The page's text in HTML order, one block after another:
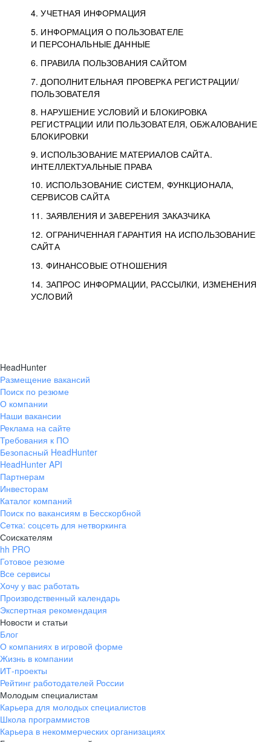
4. УЧЕТНАЯ ИНФОРМАЦИЯ
5. ИНФОРМАЦИЯ О ПОЛЬЗОВАТЕЛЕ
И ПЕРСОНАЛЬНЫЕ ДАННЫЕ
6. ПРАВИЛА ПОЛЬЗОВАНИЯ САЙТОМ
7. ДОПОЛНИТЕЛЬНАЯ ПРОВЕРКА РЕГИСТРАЦИИ/
ПОЛЬЗОВАТЕЛЯ
8. НАРУШЕНИЕ УСЛОВИЙ И БЛОКИРОВКА
РЕГИСТРАЦИИ ИЛИ ПОЛЬЗОВАТЕЛЯ, ОБЖАЛОВАНИЕ
БЛОКИРОВКИ
9. ИСПОЛЬЗОВАНИЕ МАТЕРИАЛОВ САЙТА.
ИНТЕЛЛЕКТУАЛЬНЫЕ ПРАВА
10. ИСПОЛЬЗОВАНИЕ СИСТЕМ, ФУНКЦИОНАЛА,
СЕРВИСОВ САЙТА
11. ЗАЯВЛЕНИЯ И ЗАВЕРЕНИЯ ЗАКАЗЧИКА
12. ОГРАНИЧЕННАЯ ГАРАНТИЯ НА ИСПОЛЬЗОВАНИЕ
САЙТА
13. ФИНАНСОВЫЕ ОТНОШЕНИЯ
14. ЗАПРОС ИНФОРМАЦИИ, РАССЫЛКИ, ИЗМЕНЕНИЯ
УСЛОВИЙ
HeadHunter
Размещение вакансий
Поиск по резюме
О компании
Наши вакансии
Реклама на сайте
Требования к ПО
Безопасный HeadHunter
HeadHunter API
Партнерам
Инвесторам
Каталог компаний
Поиск по вакансиям в Бесскорбной
Сетка: соцсеть для нетворкинга
Соискателям
hh PRO
Готовое резюме
Все сервисы
Хочу у вас работать
Производственный календарь
Экспертная рекомендация
Новости и статьи
Блог
О компаниях в игровой форме
Жизнь в компании
ИТ-проекты
Рейтинг работодателей России
Молодым специалистам
Карьера для молодых специалистов
Школа программистов
Карьера в некоммерческих организациях